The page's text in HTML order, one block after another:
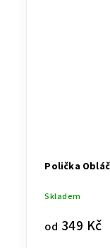
Polička
Skladem
od 349 Kč